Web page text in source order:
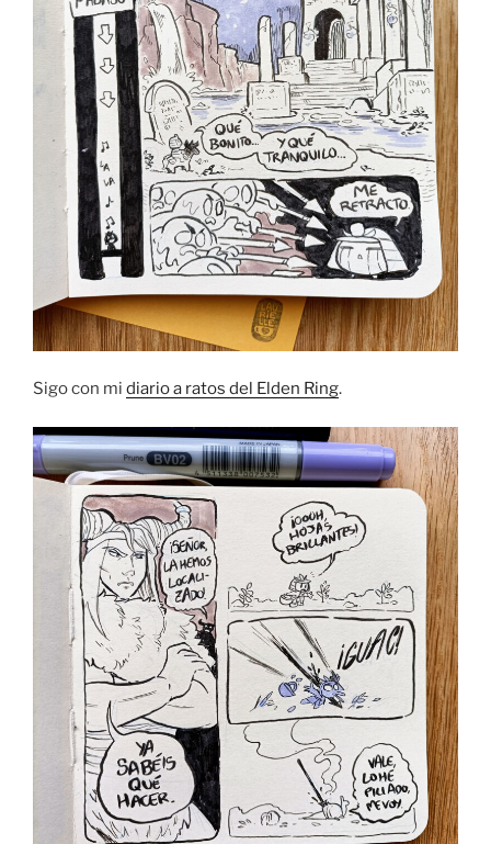
Sigo con mi diario a ratos del Elden Ring.